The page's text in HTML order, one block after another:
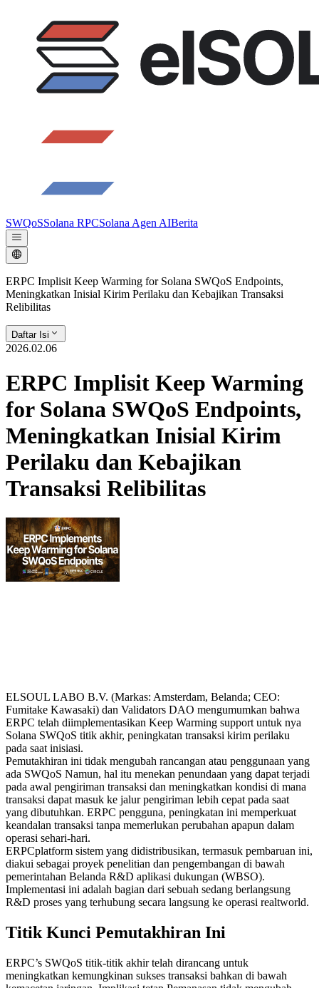
SWQoSSolana RPCSolana Agen AIBerita
ERPC Implisit Keep Warming for Solana SWQoS Endpoints,
Meningkatkan Inisial Kirim Perilaku dan Kebajikan Transaksi
Relibilitas
Daftar Isi
2026.02.06
ERPC Implisit Keep Warming
for Solana SWQoS Endpoints,
Meningkatkan Inisial Kirim
Perilaku dan Kebajikan
Transaksi Relibilitas
ELSOUL LABO B.V. (Markas: Amsterdam, Belanda; CEO:
Fumitake Kawasaki) dan Validators DAO mengumumkan bahwa
ERPC telah diimplementasikan Keep Warming support untuk nya
Solana SWQoS titik akhir, peningkatan transaksi kirim perilaku
pada saat inisiasi.
Pemutakhiran ini tidak mengubah rancangan atau penggunaan yang
ada SWQoS Namun, hal itu menekan penundaan yang dapat terjadi
pada awal pengiriman transaksi dan meningkatkan kondisi di mana
transaksi dapat masuk ke jalur pengiriman lebih cepat pada saat
yang dibutuhkan. ERPC pengguna, peningkatan ini memperkuat
keandalan transaksi tanpa memerlukan perubahan apapun dalam
operasi sehari-hari.
ERPCplatform sistem yang didistribusikan, termasuk pembaruan ini,
diakui sebagai proyek penelitian dan pengembangan di bawah
pemerintahan Belanda R&D aplikasi dukungan (WBSO).
Implementasi ini adalah bagian dari sebuah sedang berlangsung
R&D proses yang terhubung secara langsung ke operasi realtworld.
Titik Kunci Pemutakhiran Ini
ERPC’s SWQoS titik-titik akhir telah dirancang untuk
meningkatkan kemungkinan sukses transaksi bahkan di bawah